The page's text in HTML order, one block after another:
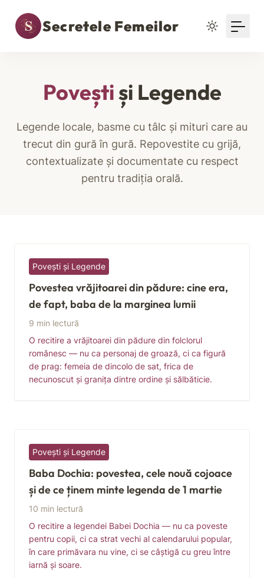
Secretele Femeilor
Poveștiși Legende
Legende locale, basme cu tâlc și mituri care au
trecut din gură în gură. Repovestite cu grijă,
contextualizate și documentate cu respect
pentru tradiția orală.
Povești și Legende
Povestea vrăjitoarei din pădure: cine era,
de fapt, baba de la marginea lumii
9 min lectură
O recitire a vrăjitoarei din pădure din folclorul
românesc — nu ca personaj de groază, ci ca figură
de prag: femeia de dincolo de sat, frica de
necunoscut și granița dintre ordine și sălbăticie.
Povești și Legende
Baba Dochia: povestea, cele nouă cojoace
și de ce ținem minte legenda de 1 martie
10 min lectură
O recitire a legendei Babei Dochia — nu ca poveste
pentru copii, ci ca strat vechi al calendarului popular,
în care primăvara nu vine, ci se câștigă cu greu între
iarnă și soare.